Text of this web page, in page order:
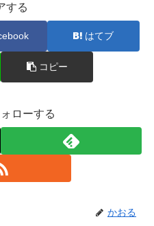
する
はてブ
コピー
ローする
かおる